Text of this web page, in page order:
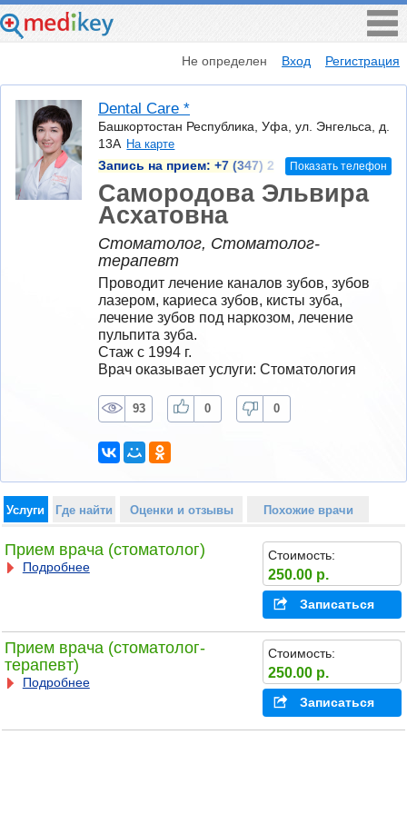
Не определен Вход Регистрация
Dental Care *
Башкортостан Республика, Уфа, ул. Энгельса, д.
13А На карте
Запись на прием: +7 (347) 2 Показать телефон
Самородова Эльвира
Асхатовна
Стоматолог, Стоматолог-
терапевт
Проводит лечение каналов зубов, зубов
лазером, кариеса зубов, кисты зуба,
лечение зубов под наркозом, лечение
пульпита зуба.
Стаж с 1994 г.
Врач оказывает услуги: Стоматология
93 0 0
Услуги Где найти Оценки и отзывы Похожие врачи
Прием врача (стоматолог)
Подробнее
Стоимость:
250.00 р.
Записаться
Прием врача (стоматолог-
терапевт)
Подробнее
Стоимость:
250.00 р.
Записаться